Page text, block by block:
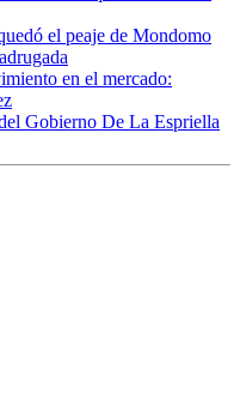
el peaje de Mondomo
en el mercado:
Gobierno De La Espriella